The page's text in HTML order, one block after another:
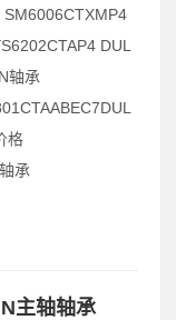
SM6006CTXMP4
DUL
轴承
格
承
主轴轴承